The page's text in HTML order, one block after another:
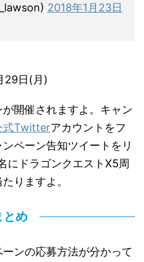
2018年1月23日
29日(月)
開催されますよ。キャン
式Twitterアカウントをフ
ペーン告知ツイートをリ
にドラゴンクエストX5周
りますよ。
とめ
ンの応募方法が分かって